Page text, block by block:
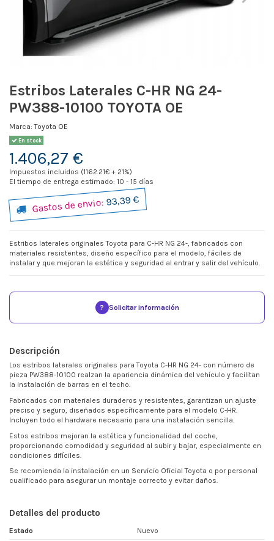
Estribos Laterales C-HR NG 24-
PW388-10100 TOYOTA OE
Marca: Toyota OE
En stock
1.406,27 €
Impuestos incluidos (1162.21€ + 21%)
El tiempo de entrega estimado: 10 - 15 días
Gastos de envio:93,39 €
Estribos laterales originales Toyota para C-HR NG 24-, fabricados con
materiales resistentes, diseño específico para el modelo, fáciles de
instalar y que mejoran la estética y seguridad al entrar y salir del vehículo.
? Solicitar información
Descripción
Los estribos laterales originales para Toyota C-HR NG 24- con número de
pieza PW388-10100 realzan la apariencia dinámica del vehículo y facilitan
la instalación de barras en el techo.
Fabricados con materiales duraderos y resistentes, garantizan un ajuste
preciso y seguro, diseñados específicamente para el modelo C-HR.
Incluyen todo el hardware necesario para una instalación sencilla.
Estos estribos mejoran la estética y funcionalidad del coche,
proporcionando comodidad y seguridad al subir y bajar, especialmente en
condiciones difíciles.
Se recomienda la instalación en un Servicio Oficial Toyota o por personal
cualificado para asegurar un montaje correcto y evitar daños.
Detalles del producto
Estado Nuevo